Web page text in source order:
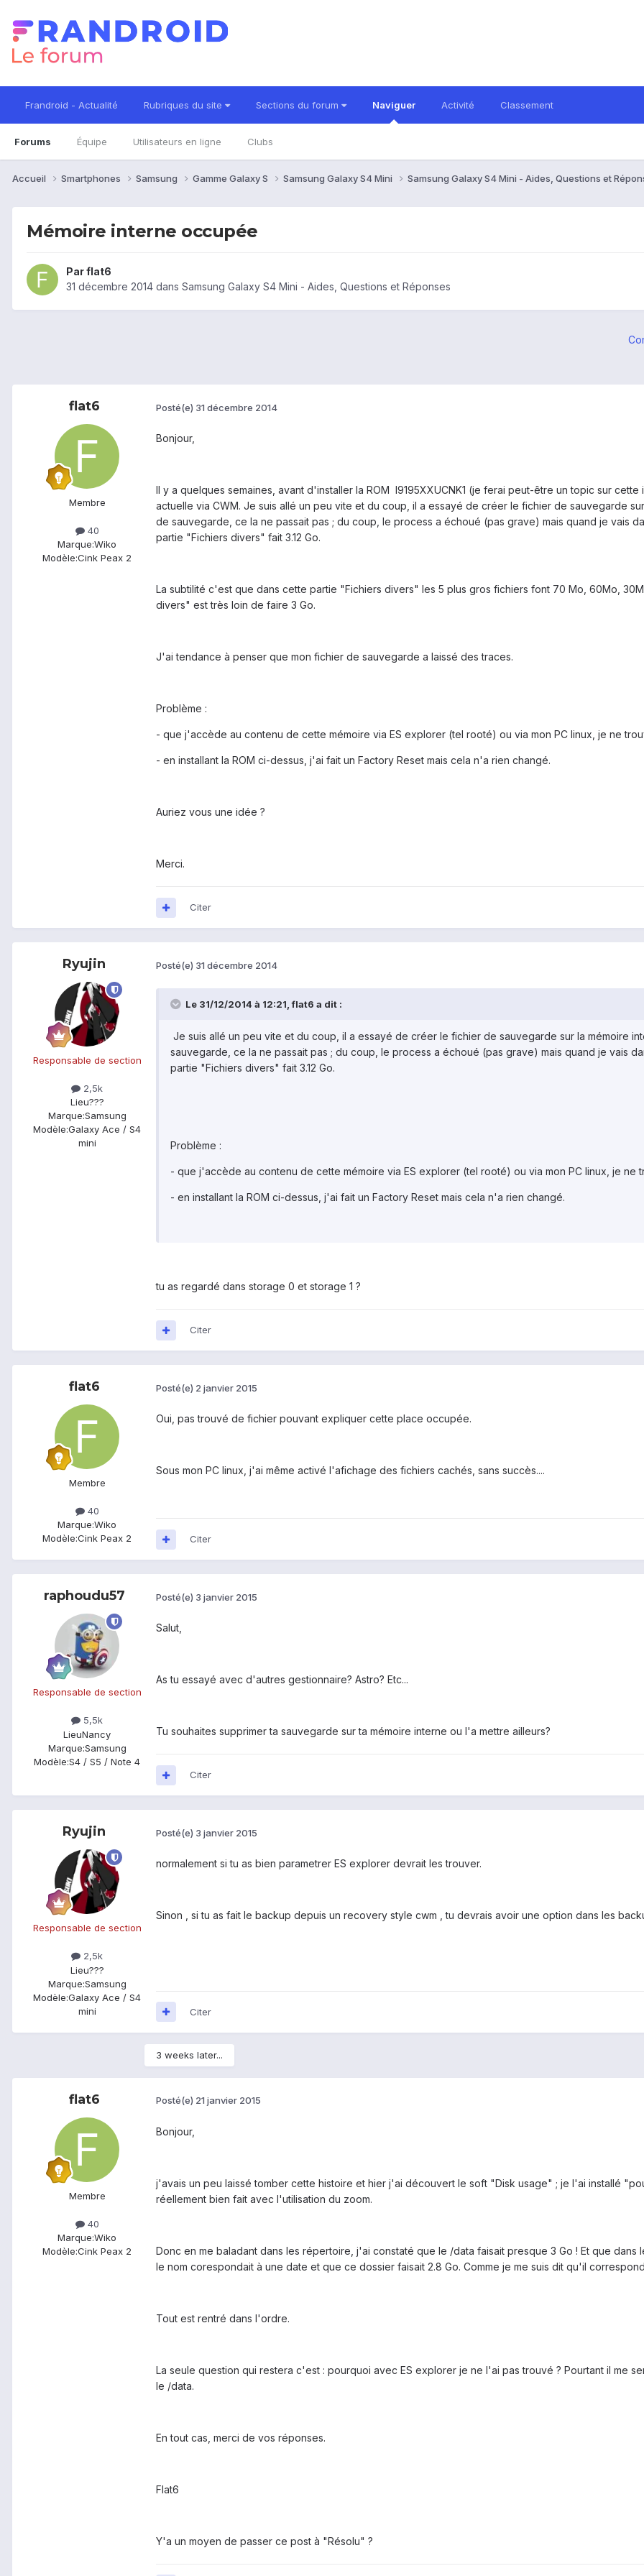
Frandroid - Actualité Rubriques du site Sections du forum Naviguer
Forums Équipe Utilisateurs en ligne Clubs
Activité Classement
Accueil Smartphones Samsung Gamme Galaxy S Samsung Galaxy S4 Mini Samsung Galaxy S4 Mini - Aides, Questions et
Mémoire interne occupée
Parflat6
31 décembre 2014 dans Samsung Galaxy S4 Mini - Aides, Questions et Réponses
flat6
Membre
40
Marque:Wiko
Modèle:Cink Peax 2
Posté(e) 31 décembre 2014
Bonjour,
Il y a quelques semaines, avant d'installer la ROM I9195XXUCNK1 (je ferai peut-être un topic sur
actuelle via CWM. Je suis allé un peu vite et du coup, il a essayé de créer le fichier de sauvegarde
de sauvegarde, ce la ne passait pas ; du coup, le process a échoué (pas grave) mais quand je vais
partie "Fichiers divers" fait 3.12 Go.
La subtilité c'est que dans cette partie "Fichiers divers" les 5 plus gros fichiers font 70 Mo, 60Mo,
divers" est très loin de faire 3 Go.
J'ai tendance à penser que mon fichier de sauvegarde a laissé des traces.
Problème :
- que j'accède au contenu de cette mémoire via ES explorer (tel rooté) ou via mon PC linux, je ne
- en installant la ROM ci-dessus, j'ai fait un Factory Reset mais cela n'a rien changé.
Auriez vous une idée ?
Merci.
Citer
Ryujin
Responsable de section
2,5k
Lieu???
Marque:Samsung
Modèle:Galaxy Ace / S4
mini
Posté(e) 31 décembre 2014
Le 31/12/2014 à 12:21, flat6 a dit :
Je suis allé un peu vite et du coup, il a essayé de créer le fichier de sauvegarde sur la mémoire
sauvegarde, ce la ne passait pas ; du coup, le process a échoué (pas grave) mais quand je vais
partie "Fichiers divers" fait 3.12 Go.
Problème :
- que j'accède au contenu de cette mémoire via ES explorer (tel rooté) ou via mon PC linux, je ne
- en installant la ROM ci-dessus, j'ai fait un Factory Reset mais cela n'a rien changé.
tu as regardé dans storage 0 et storage 1 ?
Citer
flat6
Membre
40
Marque:Wiko
Modèle:Cink Peax 2
Posté(e) 2 janvier 2015
Oui, pas trouvé de fichier pouvant expliquer cette place occupée.
Sous mon PC linux, j'ai même activé l'afichage des fichiers cachés, sans succès....
Citer
raphoudu57
Responsable de section
5,5k
LieuNancy
Marque:Samsung
Modèle:S4 / S5 / Note 4
Posté(e) 3 janvier 2015
Salut,
As tu essayé avec d'autres gestionnaire? Astro? Etc...
Tu souhaites supprimer ta sauvegarde sur ta mémoire interne ou l'a mettre ailleurs?
Citer
Ryujin
Responsable de section
2,5k
Lieu???
Marque:Samsung
Modèle:Galaxy Ace / S4
mini
Posté(e) 3 janvier 2015
normalement si tu as bien parametrer ES explorer devrait les trouver.
Sinon , si tu as fait le backup depuis un recovery style cwm , tu devrais avoir une option dans les
Citer
3 weeks later...
flat6
Membre
40
Marque:Wiko
Modèle:Cink Peax 2
Posté(e) 21 janvier 2015
Bonjour,
j'avais un peu laissé tomber cette histoire et hier j'ai découvert le soft "Disk usage" ; je l'ai installé
réellement bien fait avec l'utilisation du zoom.
Donc en me baladant dans les répertoire, j'ai constaté que le /data faisait presque 3 Go ! Et que
le nom corespondait à une date et que ce dossier faisait 2.8 Go. Comme je me suis dit qu'il
Tout est rentré dans l'ordre.
La seule question qui restera c'est : pourquoi avec ES explorer je ne l'ai pas trouvé ? Pourtant il me
le /data.
En tout cas, merci de vos réponses.
Flat6
Y'a un moyen de passer ce post à "Résolu" ?